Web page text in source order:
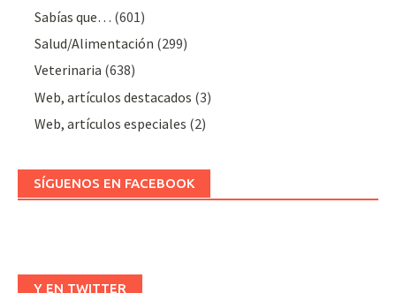
Sabías que… (601)
Salud/Alimentación (299)
Veterinaria (638)
Web, artículos destacados (3)
Web, artículos especiales (2)
SÍGUENOS EN FACEBOOK
Y EN TWITTER